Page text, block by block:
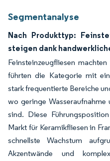
Segmentanalyse
Nach Produkttyp:
steigen dank
Feinsteinzeugfliesen
führten die Kategorie mit
stark frequentierte Bereiche
wo geringe Wasseraufnahme
sind. Diese
Markt für Keramikfliesen in
schnellste Wachstum
Akzentwände und